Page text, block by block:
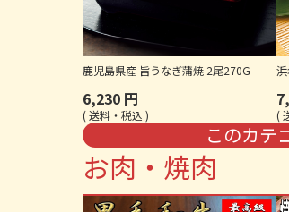
鹿児島県産 旨うなぎ蒲焼 2尾270G
6,230
送料・税込
このカテ
お肉・焼肉